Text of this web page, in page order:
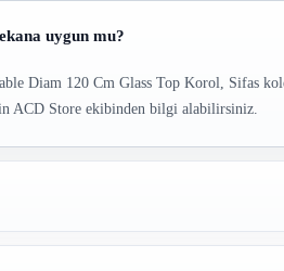
uygun mu?
Diam 120 Cm Glass Top Korol, Sifas
ACD Store ekibinden bilgi alabilirsiniz.